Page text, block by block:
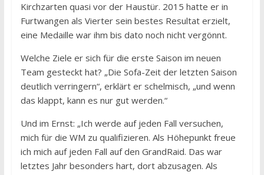
Kirchzarten quasi vor der Haustür. 2015 hatte er in
Furtwangen als Vierter sein bestes Resultat erzielt,
eine Medaille war ihm bis dato noch nicht vergönnt.
Welche Ziele er sich für die erste Saison im neuen
Team gesteckt hat? „Die Sofa-Zeit der letzten Saison
deutlich verringern“, erklärt er schelmisch, „und wenn
das klappt, kann es nur gut werden.“
Und im Ernst: „Ich werde auf jeden Fall versuchen,
mich für die WM zu qualifizieren. Als Höhepunkt freue
ich mich auf jeden Fall auf den GrandRaid. Das war
letztes Jahr besonders hart, dort abzusagen. Als